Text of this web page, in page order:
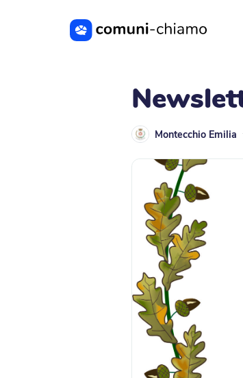
Vai al contenuto principale
Montecchio Emilia